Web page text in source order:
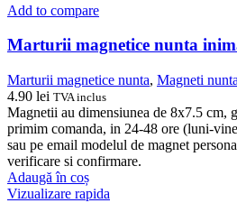
Add to compare
Marturii magnetice nunta
Marturii magnetice nunta, Magneti
4.90 lei TVA inclus
Magnetii au dimensiunea de 8x7.5 cm,
primim comanda, in 24-48 ore (luni-
sau pe email modelul de magnet
verificare si confirmare.
Adaugă în coș
Vizualizare rapida